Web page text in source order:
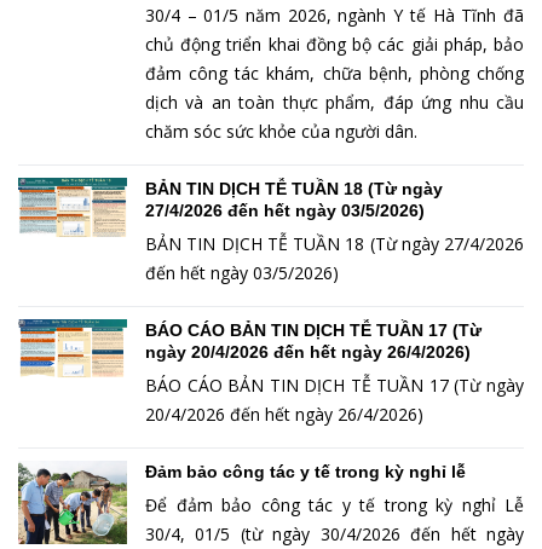
30/4 – 01/5 năm 2026, ngành Y tế Hà Tĩnh đã
chủ động triển khai đồng bộ các giải pháp, bảo
đảm công tác khám, chữa bệnh, phòng chống
dịch và an toàn thực phẩm, đáp ứng nhu cầu
chăm sóc sức khỏe của người dân.
BẢN TIN DỊCH TỄ TUẦN 18 (Từ ngày
27/4/2026 đến hết ngày 03/5/2026)
BẢN TIN DỊCH TỄ TUẦN 18 (Từ ngày 27/4/2026
đến hết ngày 03/5/2026)
BÁO CÁO BẢN TIN DỊCH TỄ TUẦN 17 (Từ
ngày 20/4/2026 đến hết ngày 26/4/2026)
BÁO CÁO BẢN TIN DỊCH TỄ TUẦN 17 (Từ ngày
20/4/2026 đến hết ngày 26/4/2026)
Đảm bảo công tác y tế trong kỳ nghỉ lễ
Để đảm bảo công tác y tế trong kỳ nghỉ Lễ
30/4, 01/5 (từ ngày 30/4/2026 đến hết ngày